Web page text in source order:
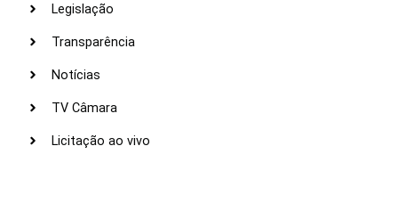
Legislação
Transparência
Notícias
TV Câmara
Licitação ao vivo